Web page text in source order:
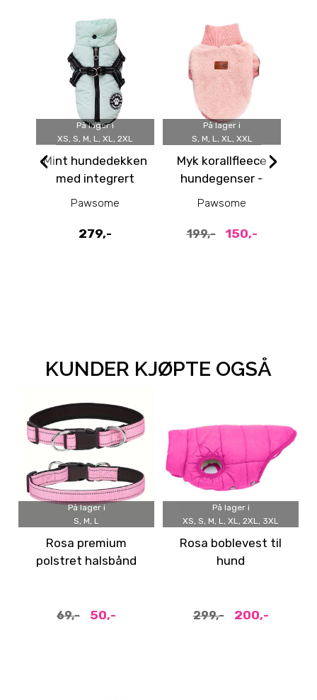
På lager i
XS, S, M, L, XL, 2XL
Mint hundedekken
med integrert
Pawsome
279,-
På lager i
S, M, L, XL, XXL
Myk korallfleece
hundegenser -
Pawsome
199,- 150,-
‹ ›
KUNDER KJØPTE OGSÅ
På lager i
S, M, L
Rosa premium
polstret halsbånd
69,- 50,-
På lager i
XS, S, M, L, XL, 2XL, 3XL
Rosa boblevest til
hund
299,- 200,-